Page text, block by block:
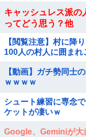
キャッシュレス派の
ってどう思う？他
【閲覧注意】村に降
100人の村人に囲まれ
【動画】ガチ勢同士
ｗｗｗｗ
シュート練習に専念
ケットが凄いｗ
Google、Geminiが大